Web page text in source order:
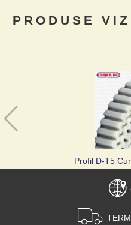
PRODUSE
Profil D-T5